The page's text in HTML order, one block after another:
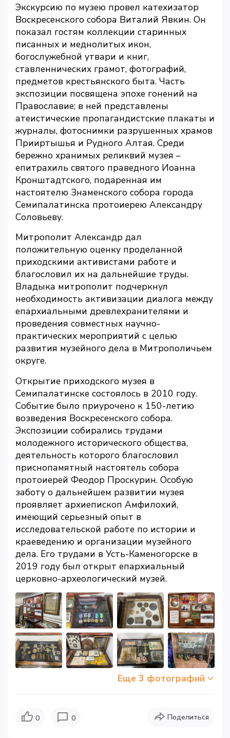
Экскурсию по музею провел катехизатор
Воскресенского собора Виталий Явкин. Он
показал гостям коллекции старинных
писанных и меднолитых икон,
богослужебной утвари и книг,
ставленнических грамот, фотографий,
предметов крестьянского быта. Часть
экспозиции посвящена эпохе гонений на
Православие; в ней представлены
атеистические пропагандистские плакаты и
журналы, фотоснимки разрушенных храмов
Прииртышья и Рудного Алтая. Среди
бережно хранимых реликвий музея –
епитрахиль святого праведного Иоанна
Кронштадтского, подаренная им
настоятелю Знаменского собора города
Семипалатинска протоиерею Александру
Соловьеву.
Митрополит Александр дал
положительную оценку проделанной
приходскими активистами работе и
благословил их на дальнейшие труды.
Владыка митрополит подчеркнул
необходимость активизации диалога между
епархиальными древлехранителями и
проведения совместных научно-
практических мероприятий с целью
развития музейного дела в Митрополичьем
округе.
Открытие приходского музея в
Семипалатинске состоялось в 2010 году.
Событие было приурочено к 150-летию
возведения Воскресенского собора.
Экспозиции собирались трудами
молодежного исторического общества,
деятельность которого благословил
приснопамятный настоятель собора
протоиерей Феодор Проскурин. Особую
заботу о дальнейшем развитии музея
проявляет архиепископ Амфилохий,
имеющий серьезный опыт в
исследовательской работе по истории и
краеведению и организации музейного
дела. Его трудами в Усть-Каменогорске в
2019 году был открыт епархиальный
церковно-археологический музей.
Еще 3 фотографий
0 0 Поделиться